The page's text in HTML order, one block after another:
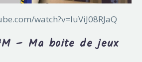
watch?v=luViJ08RJaQ
– Ma boite de jeux